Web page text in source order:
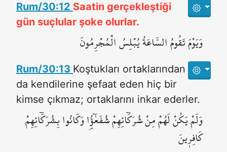
Rum/30:12 Saatin gerçekleştiği
gün suçlular şoke olurlar.
وَيَوْمَ تَقُومُ السَّاعَةُ يُبْلِسُ الْمُجْرِمُونَ
Rum/30:13 Koştukları ortaklarından
da kendilerine şefaat eden hiç bir
kimse çıkmaz; ortaklarını inkar ederler.
وَلَمْ يَكُنْ لَهُمْ مِنْ شُرَكَٓائِهِمْ شُفَعٰٓؤُ۬ا وَكَانُوا بِشُرَكَٓائِهِمْ
كَافِر۪ينَ